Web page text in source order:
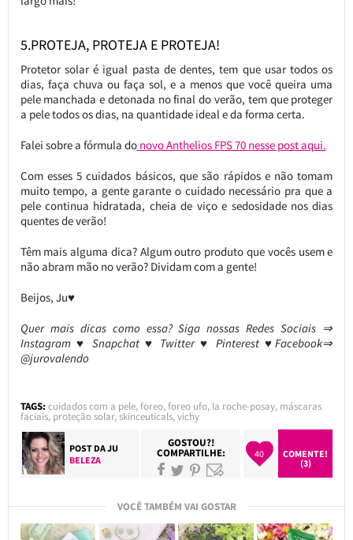
5.PROTEJA, PROTEJA E PROTEJA!
Protetor solar é igual pasta de dentes, tem que usar todos os
dias, faça chuva ou faça sol, e a menos que você queira uma
pele manchada e detonada no final do verão, tem que proteger
a pele todos os dias, na quantidade ideal e da forma certa.
Falei sobre a fórmula donovo Anthelios FPS 70 nesse post aqui.
Com esses 5 cuidados básicos, que são rápidos e não tomam
muito tempo, a gente garante o cuidado necessário pra que a
pele continua hidratada, cheia de viço e sedosidade nos dias
quentes de verão!
Têm mais alguma dica? Algum outro produto que vocês usem e
não abram mão no verão? Dividam com a gente!
Beijos, Ju♥
Quer mais dicas como essa? Siga nossas Redes Sociais ⇒
Instagram ♥ Snapchat ♥ Twitter ♥ Pinterest ♥Facebook⇒
@jurovalendo
TAGS: cuidados com a pele,foreo,foreo ufo, la roche-posay, máscaras
faciais, proteção solar,skinceuticals,vichy
POST DAJU
BELEZA
GOSTOU?!
COMPARTILHE: 40
COMENTE!
(3)
VOCÊ TAMBÉM VAI GOSTAR